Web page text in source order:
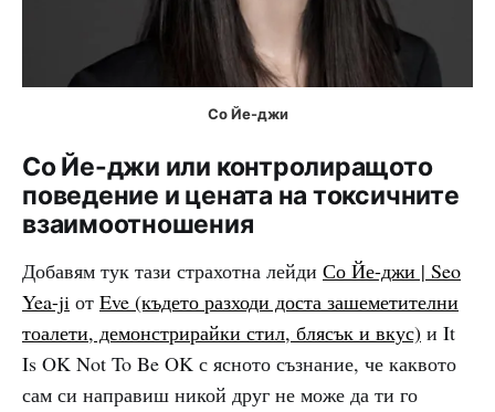
Со Йе-джи
Со Йе-джи или контролиращото
поведение и цената на токсичните
взаимоотношения
Добавям тук тази страхотна лейди Со Йе-джи | Seo
Yea-ji от Eve (където разходи доста зашеметителни
тоалети, демонстрирайки стил, блясък и вкус) и It
Is OK Not To Be OK с ясното съзнание, че каквото
сам си направиш никой друг не може да ти го